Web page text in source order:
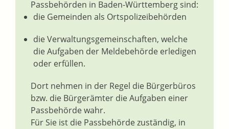
Passbehörden in Baden-Württemberg sind:
die Gemeinden als Ortspolizeibehörden
die Verwaltungsgemeinschaften, welche
die Aufgaben der Meldebehörde erledigen
oder erfüllen.
Dort nehmen in der Regel die Bürgerbüros
bzw. die Bürgerämter die Aufgaben einer
Passbehörde wahr.
Für Sie ist die Passbehörde zuständig, in